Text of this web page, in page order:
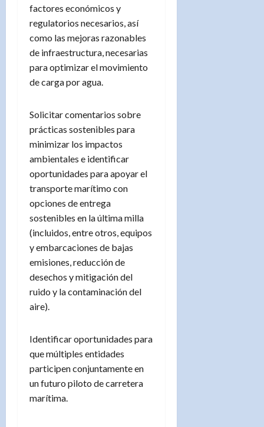
factores económicos y
regulatorios necesarios, así
como las mejoras razonables
de infraestructura, necesarias
para optimizar el movimiento
de carga por agua.
Solicitar comentarios sobre
prácticas sostenibles para
minimizar los impactos
ambientales e identificar
oportunidades para apoyar el
transporte marítimo con
opciones de entrega
sostenibles en la última milla
(incluidos, entre otros, equipos
y embarcaciones de bajas
emisiones, reducción de
desechos y mitigación del
ruido y la contaminación del
aire).
Identificar oportunidades para
que múltiples entidades
participen conjuntamente en
un futuro piloto de carretera
marítima.